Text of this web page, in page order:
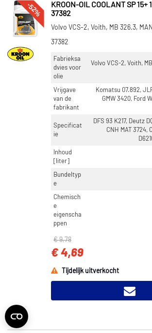
-52%
KROON-OIL COOLANT SP 15+
37382
Volvo VCS-2, Voith, MB 326.3,
37382
Fabrieksa
dvies voor
olie
Volvo VCS-2, Voith,
Vrijgave
van de
fabrikant
Komatsu 07.892,
GMW 3420, Ford
Specificat
ie
DFS 93 K217, Deutz
CNH MAT 3724,
Inhoud
[liter]
Bundeltyp
e
Chemisch
e
eigenscha
ppen
€ 9,78
€ 4,69
Tijdelijk uitverkocht